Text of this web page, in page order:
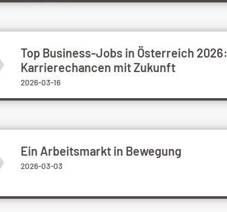
Top Business-Jobs in Österreich 2026:
Karrierechancen mit Zukunft
2026-03-16
Ein Arbeitsmarkt in Bewegung
2026-03-03